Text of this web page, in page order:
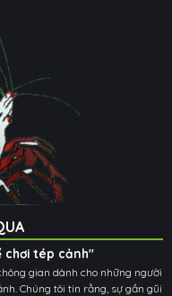
chơi tép cảnh"
gian dành cho những người
Chúng tôi tin rằng, sự gần gũi